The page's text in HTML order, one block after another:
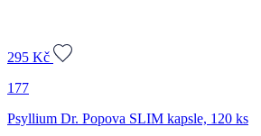
295 Kč
177
Psyllium Dr. Popova SLIM kapsle, 120 ks